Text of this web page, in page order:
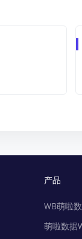
产品
WB萌啦
萌啦数据